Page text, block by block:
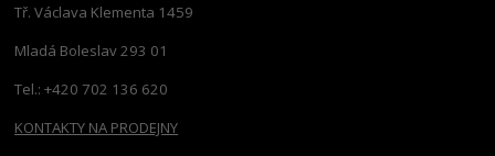
Tř. Václava Klementa 1459
Mladá Boleslav 293 01
Tel.: +420 702 136 620
KONTAKTY NA PRODEJNY